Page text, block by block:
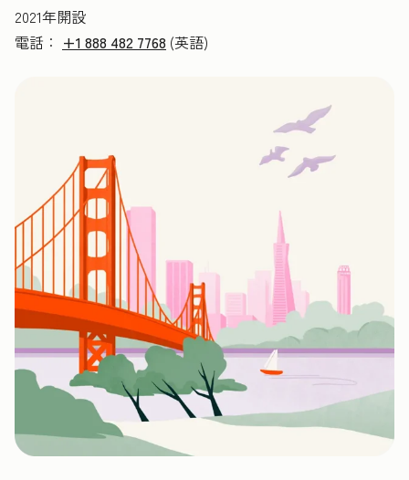
2021年開設
電話： +1 888 482 7768 (英語)